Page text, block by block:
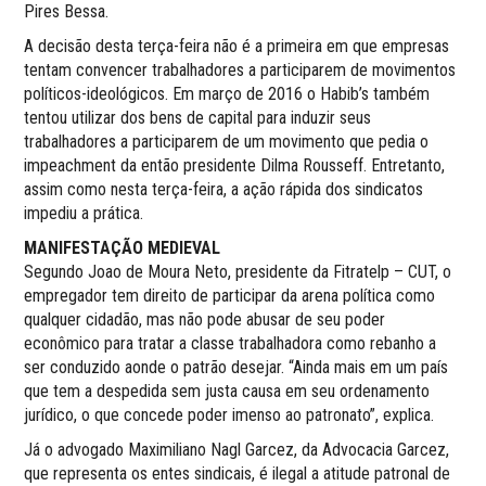
Pires Bessa.
A decisão desta terça-feira não é a primeira em que empresas
tentam convencer trabalhadores a participarem de movimentos
políticos-ideológicos. Em março de 2016 o Habib’s também
tentou utilizar dos bens de capital para induzir seus
trabalhadores a participarem de um movimento que pedia o
impeachment da então presidente Dilma Rousseff. Entretanto,
assim como nesta terça-feira, a ação rápida dos sindicatos
impediu a prática.
MANIFESTAÇÃO MEDIEVAL
Segundo Joao de Moura Neto, presidente da Fitratelp – CUT, o
empregador tem direito de participar da arena política como
qualquer cidadão, mas não pode abusar de seu poder
econômico para tratar a classe trabalhadora como rebanho a
ser conduzido aonde o patrão desejar. “Ainda mais em um país
que tem a despedida sem justa causa em seu ordenamento
jurídico, o que concede poder imenso ao patronato”, explica.
Já o advogado Maximiliano Nagl Garcez, da Advocacia Garcez,
que representa os entes sindicais, é ilegal a atitude patronal de